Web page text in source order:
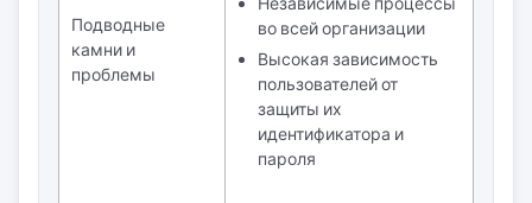
Подводные
камни и
проблемы
во всей организации
Высокая зависимость
пользователей от
защиты их
идентификатора и
пароля